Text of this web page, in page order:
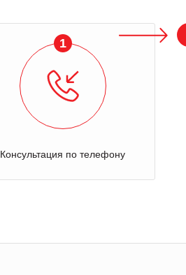
1
Консультация по телефону